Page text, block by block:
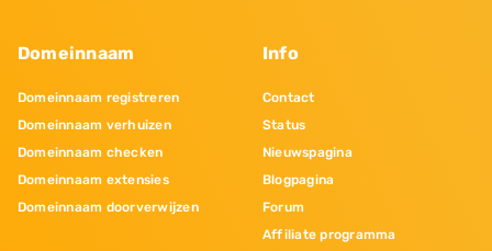
Domeinnaam
Domeinnaam registreren
Domeinnaam verhuizen
Domeinnaam checken
Domeinnaam extensies
Domeinnaam doorverwijzen
Info
Contact
Status
Nieuwspagina
Blogpagina
Forum
Affiliate programma